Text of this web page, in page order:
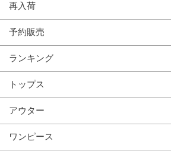
再入荷
予約販売
ランキング
トップス
アウター
ワンピース